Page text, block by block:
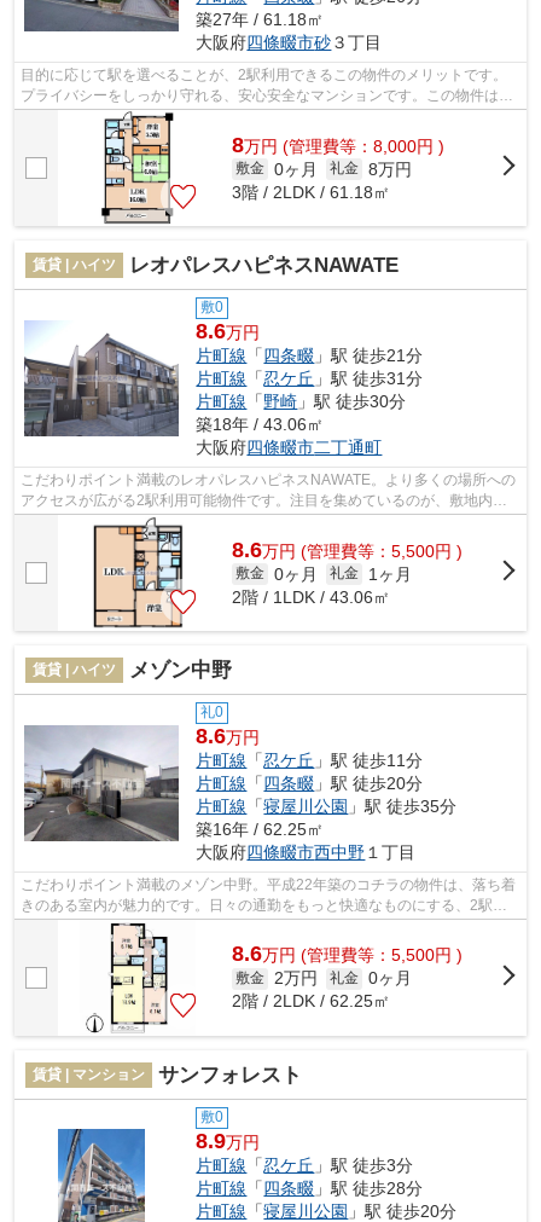
築27年 / 61.18㎡
大阪府四條畷市砂３丁目
目的に応じて駅を選べることが、2駅利用できるこの物件のメリットです。
プライバシーをしっかり守れる、安心安全なマンションです。この物件は駅
まで徒歩12分の立地です。最上階なので...
8万円 (管理費等：8,000円 )
敷金 0ヶ月 礼金 8万円
3階 / 2LDK / 61.18㎡
賃貸 | ハイツ レオパレスハピネスNAWATE
敷0
8.6万円
片町線 「四条畷 」駅 徒歩21分
片町線 「忍ケ丘 」駅 徒歩31分
片町線 「野崎 」駅 徒歩30分
築18年 / 43.06㎡
大阪府四條畷市二丁通町
こだわりポイント満載のレオパレスハピネスNAWATE。より多くの場所への
アクセスが広がる2駅利用可能物件です。注目を集めているのが、敷地内ご
み置き場のあるハイツです。ポイントが一...
8.6万円 (管理費等：5,500円 )
敷金 0ヶ月 礼金
1ヶ月
2階 / 1LDK / 43.06㎡
賃貸 | ハイツ メゾン中野
礼0
8.6万円
片町線 「忍ケ丘 」駅 徒歩11分
片町線 「四条畷 」駅 徒歩20分
片町線 「寝屋川公園 」駅 徒歩35分
築16年 / 62.25㎡
大阪府四條畷市西中野 １丁目
こだわりポイント満載のメゾン中野。平成22年築のコチラの物件は、落ち着
きのある室内が魅力的です。日々の通勤をもっと快適なものにする、2駅利
用可能な物件です。初期費用をカードで...
8.6万円 (管理費等：5,500円 )
敷金 2万円 礼金 0ヶ月
2階 / 2LDK / 62.25㎡
賃貸 | マンション サンフォレスト
敷0
8.9万円
片町線 「忍ケ丘 」駅 徒歩3分
片町線 「四条畷 」駅 徒歩28分
片町線 「寝屋川公園 」駅 徒歩20分